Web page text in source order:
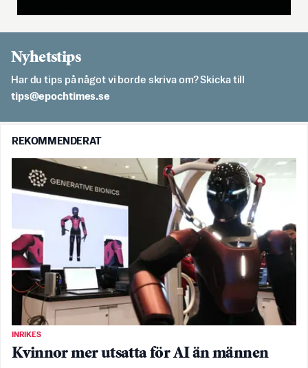
Nyhetstips
Har du tips på något vi borde skriva om? Skicka till
es.semithcope@spit
REKOMMENDERAT
INRIKES
Kvinnor mer utsatta för AI än männen